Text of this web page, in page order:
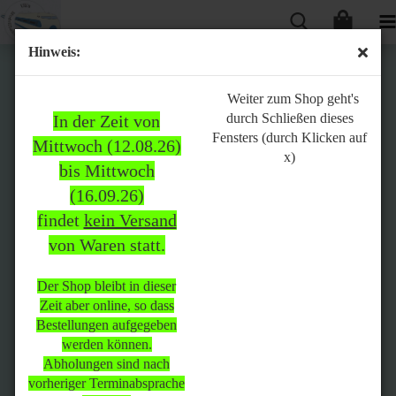
Hinweis:
In der Zeit von
Mittwoch (12.08.26)
bis Mittwoch
(16.09.26)
findet kein Versand
von Waren statt.
Der Shop bleibt in dieser
Zeit aber online, so dass
Bestellungen aufgegeben
werden können.
Abholungen sind nach
vorheriger Terminabsprache
Weiter zum Shop geht's
durch Schließen dieses
Fensters (durch Klicken auf
x)
Bitte
beachten:
In der Zeit von Mittwoch
(12.08.26) bis Mittwoch
(16.09.26)
statt.
Der Shop bleibt in dieser Zeit
aber online, so dass
Bestellungen aufgegeben
werden können.